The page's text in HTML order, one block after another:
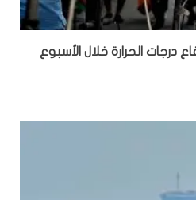
درجات الحرارة خلال الأسبوع